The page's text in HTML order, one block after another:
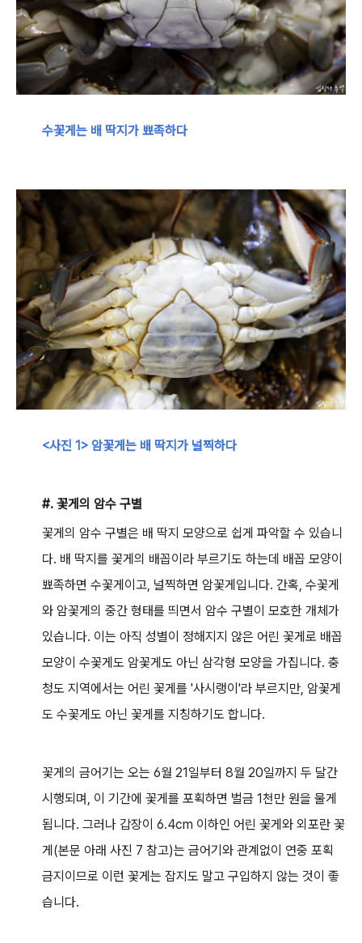
수꽃게는 배 딱지가 뾰족하다
<사진 1> 암꽃게는 배 딱지가 널찍하다
#. 꽃게의 암수 구별
꽃게의 암수 구별은 배 딱지 모양으로 쉽게 파악할 수 있습니
다. 배 딱지를 꽃게의 배꼽이라 부르기도 하는데 배꼽 모양이
뾰족하면 수꽃게이고, 널찍하면 암꽃게입니다. 간혹, 수꽃게
와 암꽃게의 중간 형태를 띄면서 암수 구별이 모호한 개체가
있습니다. 이는 아직 성별이 정해지지 않은 어린 꽃게로 배꼽
모양이 수꽃게도 암꽃게도 아닌 삼각형 모양을 가집니다. 충
청도 지역에서는 어린 꽃게를 '사시랭이'라 부르지만, 암꽃게
도 수꽃게도 아닌 꽃게를 지칭하기도 합니다.
꽃게의 금어기는 오는 6월 21일부터 8월 20일까지 두 달간
시행되며, 이 기간에 꽃게를 포획하면 벌금 1천만 원을 물게
됩니다. 그러나 갑장이 6.4cm 이하인 어린 꽃게와 외포란 꽃
게(본문 아래 사진 7 참고)는 금어기와 관계없이 연중 포획
금지이므로 이런 꽃게는 잡지도 말고 구입하지 않는 것이 좋
습니다.